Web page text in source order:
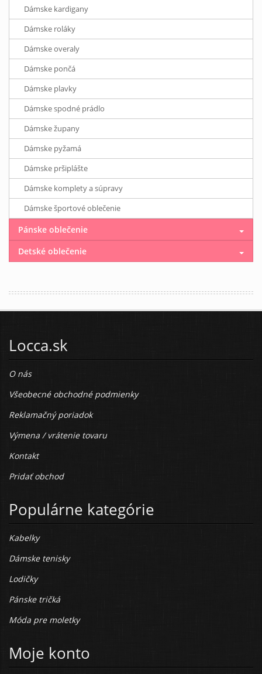
Dámske kardigany
Dámske roláky
Dámske overaly
Dámske pončá
Dámske plavky
Dámske spodné prádlo
Dámske župany
Dámske pyžamá
Dámske pršiplášte
Dámske komplety a súpravy
Dámske športové oblečenie
Pánske oblečenie
Detské oblečenie
Locca.sk
O nás
Všeobecné obchodné podmienky
Reklamačný poriadok
Výmena / vrátenie tovaru
Kontakt
Pridať obchod
Populárne kategórie
Kabelky
Dámske tenisky
Lodičky
Pánske tričká
Móda pre moletky
Moje konto